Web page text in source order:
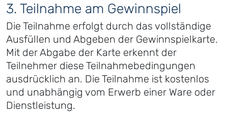
3. Teilnahme am Gewinnspiel
Die Teilnahme erfolgt durch das vollständige
Ausfüllen und Abgeben der Gewinnspielkarte.
Mit der Abgabe der Karte erkennt der
Teilnehmer diese Teilnahmebedingungen
ausdrücklich an. Die Teilnahme ist kostenlos
und unabhängig vom Erwerb einer Ware oder
Dienstleistung.